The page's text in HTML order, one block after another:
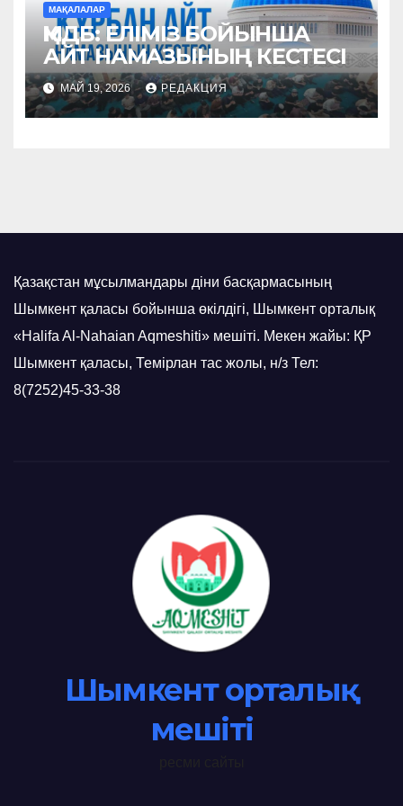
МАҚАЛАЛАР
ҚМДБ: ЕЛІМІЗ БОЙЫНША
АЙТ НАМАЗЫНЫҢ КЕСТЕСІ
МАЙ 19, 2026 РЕДАКЦИЯ
Қазақстан мұсылмандары діни басқармасының
Шымкент қаласы бойынша өкілдігі, Шымкент орталық
«Halifa Al-Nahaian Aqmeshiti» мешіті. Мекен жайы: ҚР
Шымкент қаласы, Темірлан тас жолы, н/з Тел:
8(7252)45-33-38
Шымкент орталық
мешіті